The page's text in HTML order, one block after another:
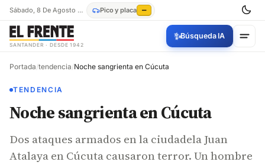
Sábado, 8 De Agosto De 2026 Pico y placa —
SANTANDER · DESDE 1942
✨Búsqueda IA
Portada/tendencia/Noche sangrienta en Cúcuta
TENDENCIA
Noche sangrienta en Cúcuta
Dos ataques armados en la ciudadela Juan
Atalaya en Cúcuta causaron terror. Un hombre